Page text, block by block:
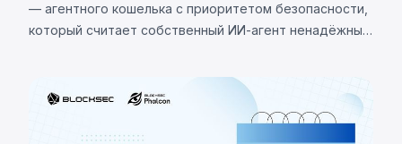
— агентного кошелька с приоритетом безопасности,
который считает собственный ИИ-агент ненадёжным